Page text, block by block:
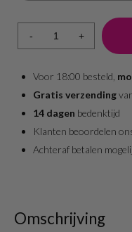
- +
Voor 18:00 besteld,
Gratis verzending
14 dagen bedenktijd
Klanten beoordelen
Achteraf betalen
Omschrijving